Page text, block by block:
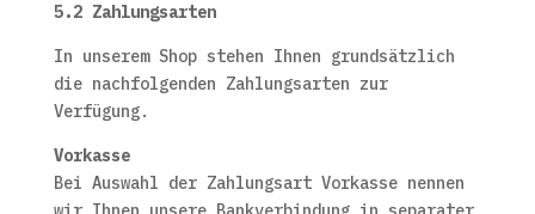
5.2 Zahlungsarten
In unserem Shop stehen Ihnen grundsätzlich
die nachfolgenden Zahlungsarten zur
Verfügung.
Vorkasse
Bei Auswahl der Zahlungsart Vorkasse nennen